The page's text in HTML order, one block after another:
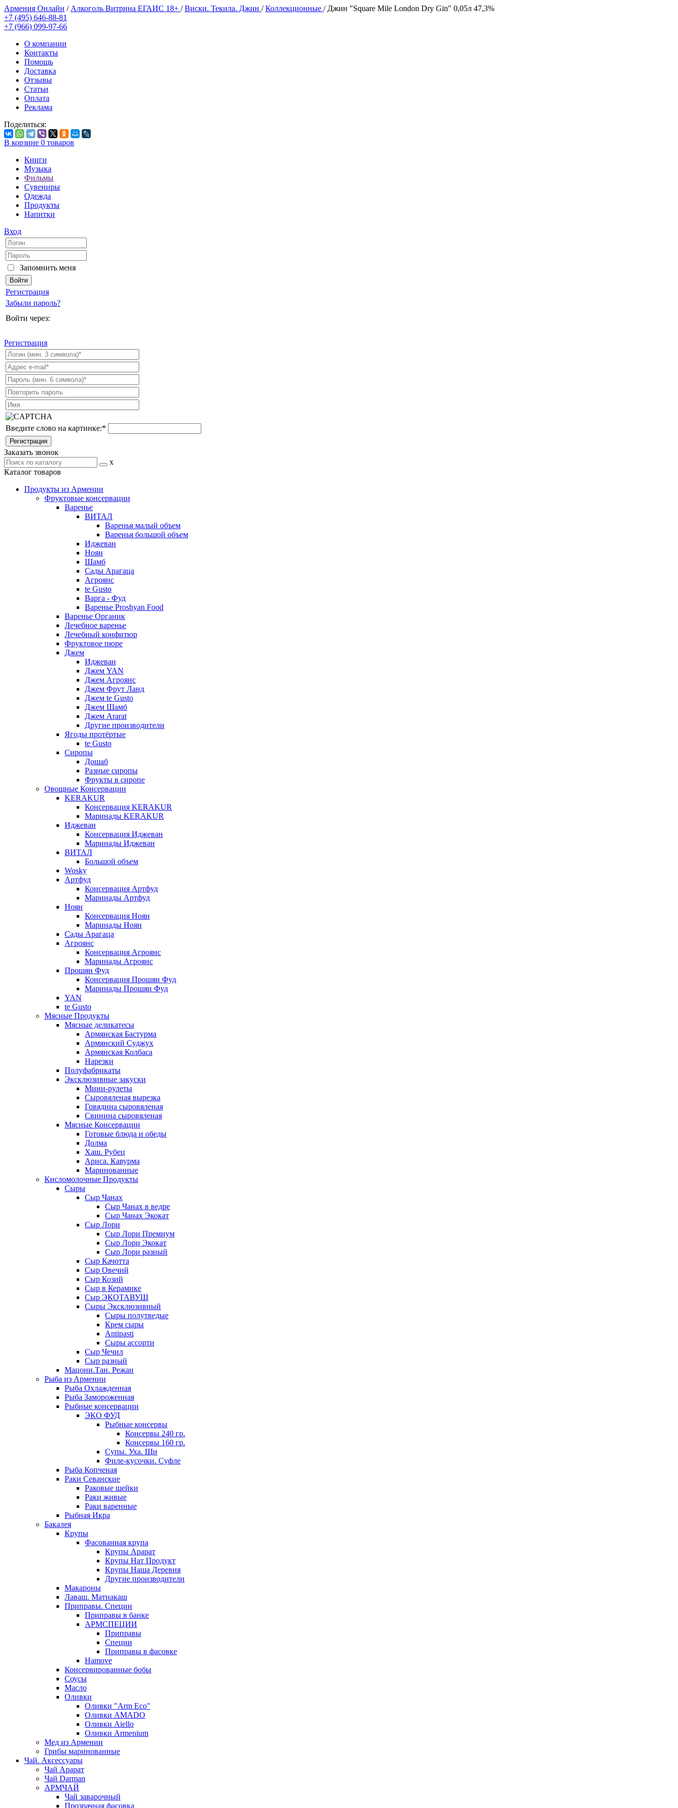
Армения Онлайн / Алкоголь Витрина ЕГАИС 18+ /Виски. Текила. Джин /Коллекционные / Джин "Square Mile London Dry Gin" 0,05л 47,3%
+7 (495) 646-88-81
+7 (966) 099-97-66
О компании
Контакты
Помощь
Доставка
Отзывы
Статьи
Оплата
Реклама
Поделиться:
В корзине 0 товаров
Книги
Музыка
Фильмы
Сувениры
Одежда
Продукты
Напитки
Вход
Запомнить меня
Регистрация
Забыли пароль?
Войти через:
Регистрация
Введите слово на картинке:*
Заказать звонок
x
Каталог товаров
Продукты из Армении
Фруктовые консервации
Варенье
ВИТАЛ
Варенья малый объем
Варенья большой объем
Иджеван
Ноян
Шамб
Сады Арагаца
Агроянс
te Gusto
Варга - Фуд
Варенье Proshyan Food
Варенье Органик
Лечебное варенье
Лечебный конфитюр
Фруктовое пюре
Джем
Иджеван
Джем YAN
Джем Агроянс
Джем Фрут Ланд
Джем te Gusto
Джем Шамб
Джем Ararat
Другие производители
Ягоды протёртые
te Gusto
Сиропы
Дошаб
Разные сиропы
Фрукты в сиропе
Овощные Консервации
KERAKUR
Консервация KERAKUR
Маринады KERAKUR
Иджеван
Консервация Иджеван
Маринады Иджеван
ВИТАЛ
Большой объем
Wosky
Артфуд
Консервация Артфуд
Маринады Артфуд
Ноян
Консервация Ноян
Маринады Ноян
Сады Арагаца
Агроянс
Консервация Агроянс
Маринады Агроянс
Прошян Фуд
Консервация Прошян Фуд
Маринады Прошян Фуд
YAN
te Gusto
Мясные Продукты
Мясные деликатесы
Армянская Бастурма
Армянский Суджух
Армянская Колбаса
Нарезки
Полуфабрикаты
Эксклюзивные закуски
Мини-рулеты
Сыровяленая вырезка
Говядина сыровяленая
Свинина сыровяленая
Мясные Консервации
Готовые блюда и обеды
Долма
Хаш. Рубец
Ариса. Кавурма
Маринованные
Кисломолочные Продукты
Сыры
Сыр Чанах
Сыр Чанах в ведре
Сыр Чанах Экокат
Сыр Лори
Сыр Лори Премиум
Сыр Лори Экокат
Сыр Лори разный
Сыр Качотта
Сыр Овечий
Сыр Козий
Сыр в Керамике
Сыр ЭКОТАВУШ
Сыры Эксклюзивный
Сыры полутведые
Крем сыры
Antipasti
Сыры ассорти
Сыр Чечил
Сыр разный
Мацони.Тан. Режан
Рыба из Армении
Рыба Охлажденная
Рыба Замороженная
Рыбные консервации
ЭКО ФУД
Рыбные консервы
Консервы 240 гр.
Консервы 160 гр.
Супы. Уха. Щи
Филе-кусочки. Суфле
Рыба Копченая
Раки Севанские
Раковые шейки
Раки живые
Раки варенные
Рыбная Икра
Бакалея
Крупы
Фасованная крупа
Крупы Арарат
Крупы Нат Продукт
Крупы Наша Деревня
Другие производители
Макароны
Лаваш. Матнакаш
Приправы. Специи
Приправы в банке
АРМСПЕЦИИ
Приправы
Специи
Приправы в фасовке
Hamove
Консервированные бобы
Соусы
Масло
Оливки
Оливки "Arm Eco"
Оливки AMADO
Оливки Aiello
Оливки Armenium
Мед из Армении
Грибы маринованные
Чай. Аксессуары
Чай Арарат
Чай Darman
АРМЧАЙ
Чай заварочный
Прозрачная фасовка